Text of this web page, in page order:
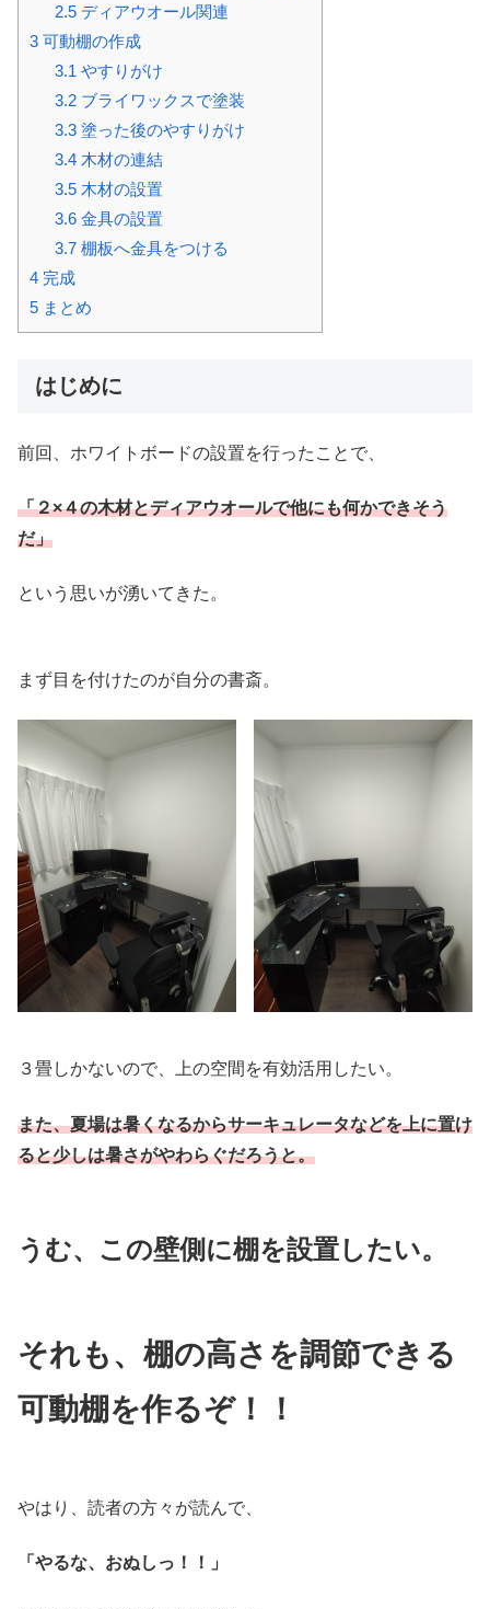
2.5ディアウオール関連
3 可動棚の作成
3.1 やすりがけ
3.2ブライワックスで塗装
3.3塗った後のやすりがけ
3.4木材の連結
3.5木材の設置
3.6金具の設置
3.7棚板へ金具をつける
4 完成
5 まとめ
はじめに
前回、ホワイトボードの設置を行ったことで、
「２×４の木材とディアウオールで他にも何かできそう
だ」
という思いが湧いてきた。
まず目を付けたのが自分の書斎。
３畳しかないので、上の空間を有効活用したい。
また、夏場は暑くなるからサーキュレータなどを上に置け
ると少しは暑さがやわらぐだろうと。
うむ、この壁側に棚を設置したい。
それも、棚の高さを調節できる
可動棚を作るぞ！！
やはり、読者の方々が読んで、
「やるな、おぬしっ！！」